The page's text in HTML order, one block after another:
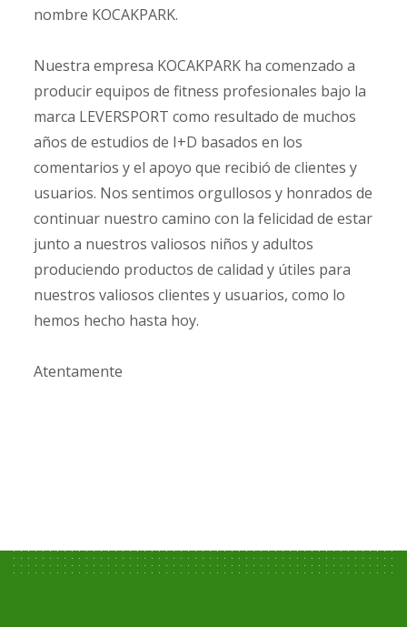
nombre KOCAKPARK.
Nuestra empresa KOCAKPARK ha comenzado a
producir equipos de fitness profesionales bajo la
marca LEVERSPORT como resultado de muchos
años de estudios de I+D basados ​​en los
comentarios y el apoyo que recibió de clientes y
usuarios. Nos sentimos orgullosos y honrados de
continuar nuestro camino con la felicidad de estar
junto a nuestros valiosos niños y adultos
produciendo productos de calidad y útiles para
nuestros valiosos clientes y usuarios, como lo
hemos hecho hasta hoy.
Atentamente